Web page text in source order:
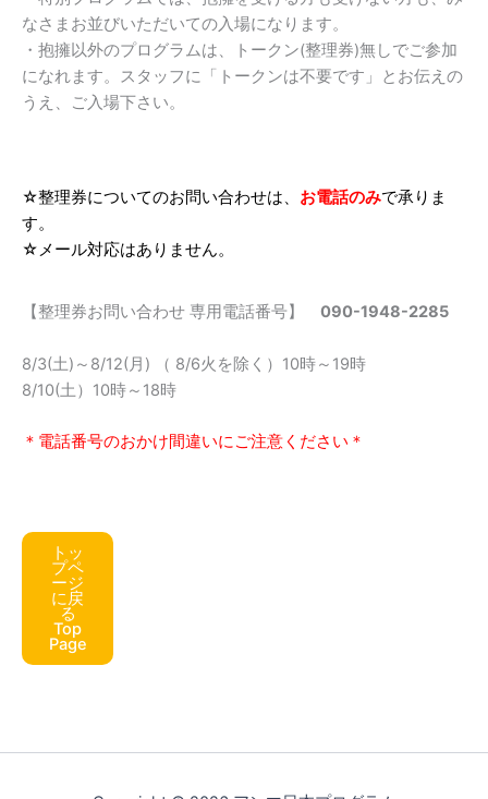
なさまお並びいただいての入場になります。
・抱擁以外のプログラムは、トークン(整理券)無しでご参加
になれます。スタッフに「トークンは不要です」とお伝えの
うえ、ご入場下さい。
☆整理券についてのお問い合わせは、 お電話のみで承りま
す。
☆メール対応はありません。
【整理券お問い合わせ 専用電話番号】 090-1948-2285
8/3(土)～8/12(月) （ 8/6火を除く）10時～19時
8/10(土）10時～18時
＊電話番号のおかけ間違いにご注意ください＊
トッ
プペ
ージ
に戻
る
Top
Page